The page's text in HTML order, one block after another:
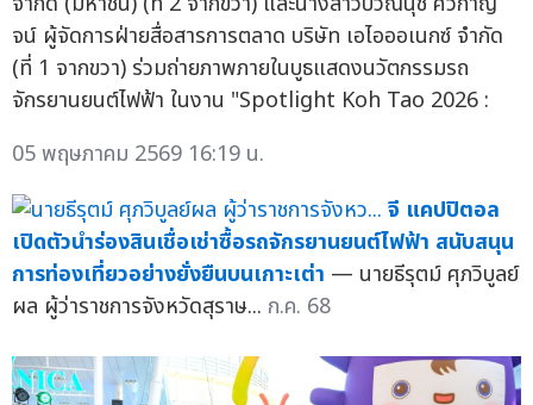
จน์ ผู้จัดการฝ่ายสื่อสารการตลาด บริษัท เอไอออเนกซ์ จำกัด
(ที่ 1 จากขวา) ร่วมถ่ายภาพภายในบูธแสดงนวัตกรรมรถ
จักรยานยนต์ไฟฟ้า ในงาน "Spotlight Koh Tao 2026 :
05 พฤษภาคม 2569 16:19 น.
จี แคปปิตอล
เปิดตัวนำร่องสินเชื่อเช่าซื้อรถจักรยานยนต์ไฟฟ้า สนับสนุน
การท่องเที่ยวอย่างยั่งยืนบนเกาะเต่า — นายธีรุตม์ ศุภวิบูลย์
ผล ผู้ว่าราชการจังหวัดสุราษ... ก.ค. 68